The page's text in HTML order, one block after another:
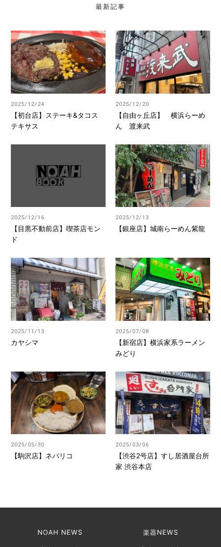
最新記事
2025/12/24
【初台店】ステーキ&タコス
テキサス
2025/12/20
【自由ヶ丘店】 横浜らーめ
ん 渡来武
2025/12/16
【目黒不動前店】喫茶店モン
ド
2025/12/13
【銀座店】城南らーめん紫龍
2025/11/13
カヤシマ
2025/07/08
【新宿店】横浜家系ラーメン
みどり
2025/05/30
【駒沢店】ネパリコ
2025/03/06
【渋谷2号店】すし居酒屋台所
家 渋谷本店
NOAH NEWS 楽器NEWS